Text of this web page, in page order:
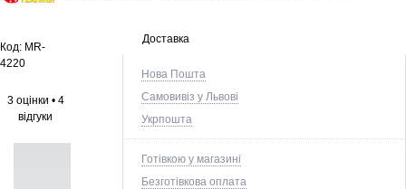
Доставка
Нова Пошта
Самовивіз у Львові
Укрпошта
Готівкою у магазині
Безготівкова оплата
Код: MR-
4220
3 оцінки • 4
відгуки